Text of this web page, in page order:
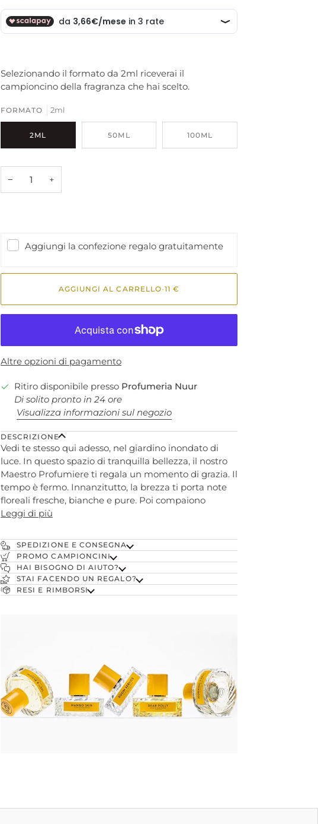
Selezionando il formato da 2ml riceverai il
campioncino della fragranza che hai scelto.
FORMATO 2ml
2ML 50ML 100ML
− +
Aggiungi la confezione regalo gratuitamente
AGGIUNGI AL CARRELLO•11 €
Altre opzioni di pagamento
Ritiro disponibile presso Profumeria Nuur
Di solito pronto in 24 ore
Visualizza informazioni sul negozio
DESCRIZIONE
Vedi te stesso qui adesso, nel giardino inondato di
luce. In questo spazio di tranquilla bellezza, il nostro
Maestro Profumiere ti regala un momento di grazia. Il
tempo è fermo. Innanzitutto, la brezza ti porta note
floreali fresche, bianche e pure. Poi compaiono
Leggi di più
SPEDIZIONE E CONSEGNA
PROMO CAMPIONCINI
HAI BISOGNO DI AIUTO?
STAI FACENDO UN REGALO?
RESI E RIMBORSI